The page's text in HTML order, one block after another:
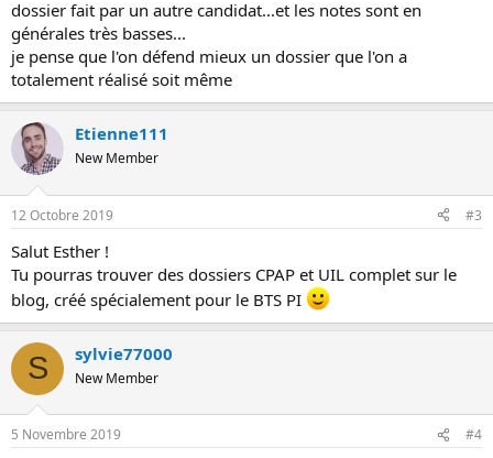
dossier fait par un autre candidat...et les notes sont en
générales très basses...
je pense que l'on défend mieux un dossier que l'on a
totalement réalisé soit même
Etienne111
New Member
12 Octobre 2019 #3
Salut Esther !
Tu pourras trouver des dossiers CPAP et UIL complet sur le
blog, créé spécialement pour le BTS PI
S sylvie77000
New Member
5 Novembre 2019 #4